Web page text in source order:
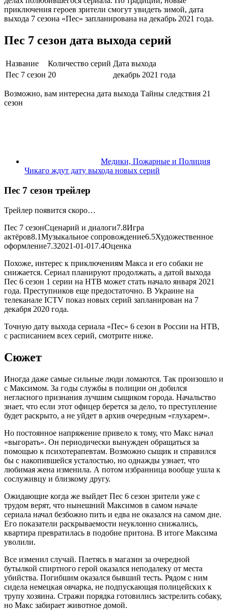
приключения героев зрители смогут увидеть зимой, дата
выхода 7 сезона «Пес» запланирована на декабрь 2021 года.
Пес 7 сезон дата выхода серий
Название Количество серий Дата выхода
Пес 7 сезон 20 декабрь 2021 года
Возможно, вам интересна дата выхода Тайны следствия 21
сезон
Медики, Пожарные и Полиция
Чикаго ждут дату выхода новых серий
Пес 7 сезон трейлер
Трейлер появится скоро…
Пес 7 сезонСценарий и диалоги7.8Игра
актёров8.1Музыкальное сопровождение6.5Художественное
оформление7.32021-01-01 7.4Оценка
Похоже, интерес к приключениям Макса и его собаки не
снижается. Сериал планируют продолжать, а датой выхода
Пес 6 сезон 1 серии на НТВ может стать начало января 2021
года. Преступников еще предостаточно. В Украине на
телеканале ICTV показ новых серий запланирован на 7
декабря 2020 года.
Точную дату выхода сериала «Пес» 6 сезон в России на НТВ,
с расписанием всех серий, смотрите ниже.
Сюжет
Иногда даже самые сильные люди ломаются. Так произошло и
с Максимом. За годы службы в полиции он добился
негласного признания лучшим сыщиком города. Начальство
знает, что если этот офицер берется за дело, то преступление
будет раскрыто, а не уйдет в архив очередным «глухарем».
Но постоянное напряжение привело к тому, что Макс начал
«выгорать». Он периодически вынужден обращаться за
помощью к психотерапевтам. Возможно сыщик и справился
бы с накопившейся усталостью, но однажды узнает, что
любимая жена изменила. А потом избранница вообще ушла к
сослуживцу и близкому другу.
Ожидающие когда же выйдет Пес 6 сезон зрители уже с
трудом верят, что нынешний Максимов в самом начале
сериала начал безбожно пить и едва не оказался на самом дне.
Его показатели раскрываемости неуклонно снижались,
квартира превратилась в подобие притона. В итоге Максима
уволили.
Все изменил случай. Плетясь в магазин за очередной
бутылкой спиртного герой оказался неподалеку от места
убийства. Погибшим оказался бывший тесть. Рядом с ним
сидела немецкая овчарка, не подпускающая полицейских к
трупу хозяина. Стражи порядка готовились застрелить собаку,
но Макс забирает животное домой.